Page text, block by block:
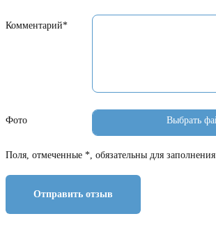
Комментарий*
Фото
Поля, отмеченные *, обязательны для заполнения
Отправить отзыв